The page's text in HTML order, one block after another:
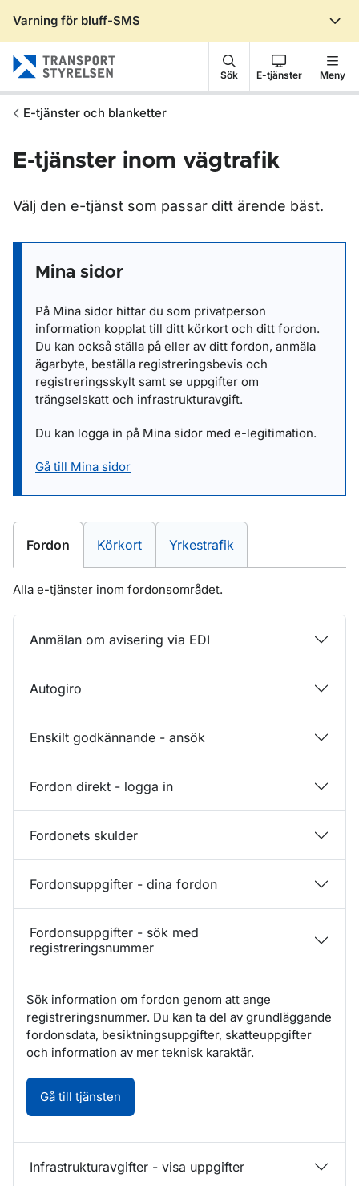
Varning för bluff-SMS
Sök E-tjänster Meny
E-tjänster och blanketter
E-tjänster inom vägtrafik
Välj den e-tjänst som passar ditt ärende bäst.
Mina sidor
På Mina sidor hittar du som privatperson
information kopplat till ditt körkort och ditt fordon.
Du kan också ställa på eller av ditt fordon, anmäla
ägarbyte, beställa registreringsbevis och
registreringsskylt samt se uppgifter om
trängselskatt och infrastrukturavgift.
Du kan logga in på Mina sidor med e-legitimation.
Gå till Mina sidor
E-tjänster inom
Fordon E-tjänster inom
Körkort E-tjänster inom
Yrkestrafik
Alla e-tjänster inom fordonsområdet.
Anmälan om avisering via EDI
Autogiro
Enskilt godkännande - ansök
Fordon direkt - logga in
Fordonets skulder
Fordonsuppgifter - dina fordon
Fordonsuppgifter - sök med
registreringsnummer
Sök information om fordon genom att ange
registreringsnummer. Du kan ta del av grundläggande
fordonsdata, besiktningsuppgifter, skatteuppgifter
och information av mer teknisk karaktär.
Gå till tjänsten
Infrastrukturavgifter - visa uppgifter